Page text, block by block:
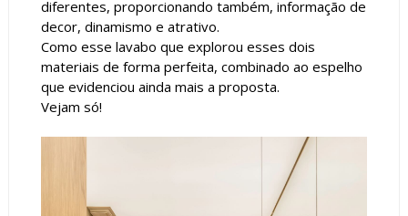
diferentes, proporcionando também, informação de
decor, dinamismo e atrativo.
Como esse lavabo que explorou esses dois
materiais de forma perfeita, combinado ao espelho
que evidenciou ainda mais a proposta.
Vejam só!